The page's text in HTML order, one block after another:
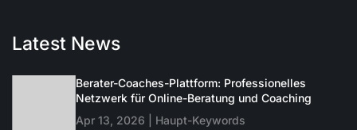
Latest News
Berater-Coaches-Plattform: Professionelles
Netzwerk für Online-Beratung und Coaching
Apr 13, 2026 | Haupt-Keywords